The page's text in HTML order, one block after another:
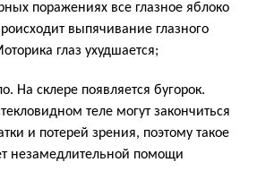
поражениях все глазное яблоко
выпячивание глазного
глаз ухудшается;
На склере появляется бугорок.
теле могут закончиться
и потерей зрения, поэтому такое
незамедлительной помощи